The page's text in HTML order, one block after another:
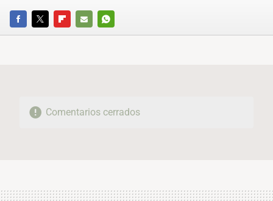
FACEBOOKTWITTERFLIPBOARD
E-
WHATSAPP
Comentarios cerrados